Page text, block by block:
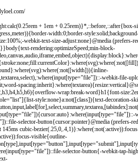
:calc(0.25rem + 1em + 0.25rem)}*,::before,::after{box-
,meter)){border-width:0;border-style:solid;background
:100%;-webkit-text-size-adjust:none}@media (prefers-
}}body{text-rendering:optimizeSpeed;min-block-
,canvas,audio,iframe,embed,object){display:block}:
stroke:none;fill:currentColor}:where(svg):where(:not([fill])
}:where(svg):where(:not([width])){inline-
,textarea,select),:where(input[type="file"])::-webkit-file-
;word-spacing:inherit}:where(textarea){resize:vertical}@
,h3,h4,h5,h6){overflow-wrap:break-word}h1{font-size:
="list"]{list-style:none}a:not([class]){text-decoration-
,input,label[for],select,summary,textarea,[tabindex]:not(
[type="file"]){cursor:auto}:where(input[type="file"])::-
])::file-selector-button{cursor:pointer}@media (prefers-
145ms cubic-bezier(.25,0,.4,1)}:where(:not(:active)):focus
)):focus-visible{outline-
[type],input[type="button"],input[type="submit"],input[
(input[type="file"])::file-selector-button{-webkit-tap-